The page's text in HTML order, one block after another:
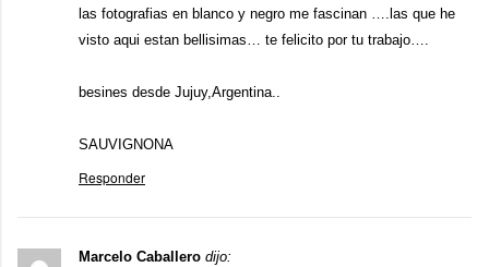
las fotografias en blanco y negro me fascinan ….las que he
visto aqui estan bellisimas… te felicito por tu trabajo….
besines desde Jujuy,Argentina..
SAUVIGNONA
Responder
Marcelo Caballero dijo: